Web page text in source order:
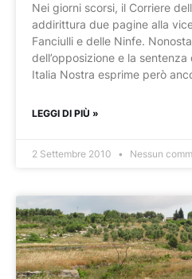
Nei giorni scorsi, il Corriere
addirittura due pagine alla
Fanciulli e delle Ninfe.
dell’opposizione e la
Italia Nostra esprime però
LEGGI DI PIÙ »
2 Settembre 2010 Nessun